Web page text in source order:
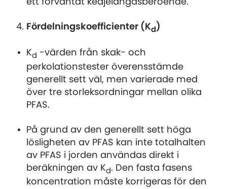
Fördelningskoefficienter ( Kd )
Kd -värden från skak- och
perkolationstester överensstämde
generellt sett väl, men varierade med
över tre storleksordningar mellan olika
PFAS.
På grund av den generellt sett höga
lösligheten av PFAS kan inte totalhalten
av PFAS i jorden användas direkt i
beräkningen av Kd. Den fasta fasens
koncentration måste korrigeras för den